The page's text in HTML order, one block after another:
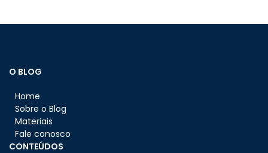
O BLOG
Home
Sobre o Blog
Materiais
Fale conosco
CONTEÚDOS